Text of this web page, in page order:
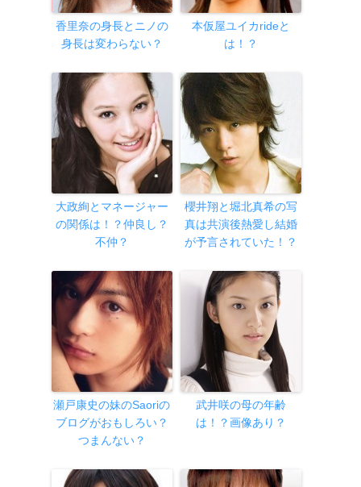
香里奈の身長とニノの
身長は変わらない？
本仮屋ユイカrideと
は！？
大政絢とマネージャー
の関係は！？仲良し？
不仲？
櫻井翔と堀北真希の写
真は共演後熱愛し結婚
が予言されていた！？
瀬戸康史の妹のSaoriの
ブログがおもしろい？
つまんない？
武井咲の母の年齢
は！？画像あり？